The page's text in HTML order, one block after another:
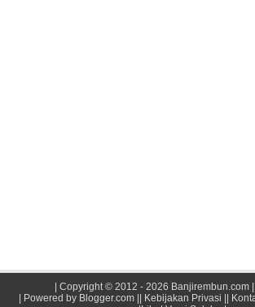
Copyright © 2012 - 2026 Banjirembun.com||
| Powered by Blogger.com|| Kebijakan Privasi